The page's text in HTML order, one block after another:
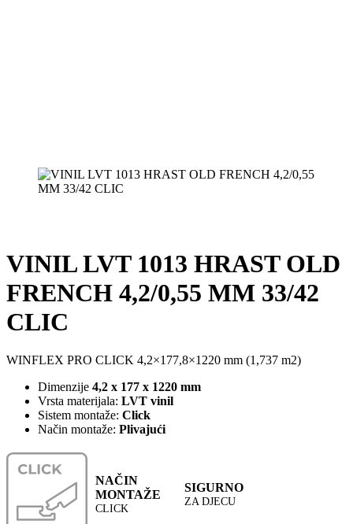
VINIL LVT 1013 HRAST OLD
FRENCH 4,2/0,55 MM 33/42
CLIC
WINFLEX PRO CLICK 4,2×177,8×1220 mm (1,737 m2)
Dimenzije 4,2 x 177 x 1220 mm
Vrsta materijala: LVT vinil
Sistem montaže: Click
Način montaže: Plivajući
NAČIN
MONTAŽE
CLICK
SIGURNO
ZA DJECU